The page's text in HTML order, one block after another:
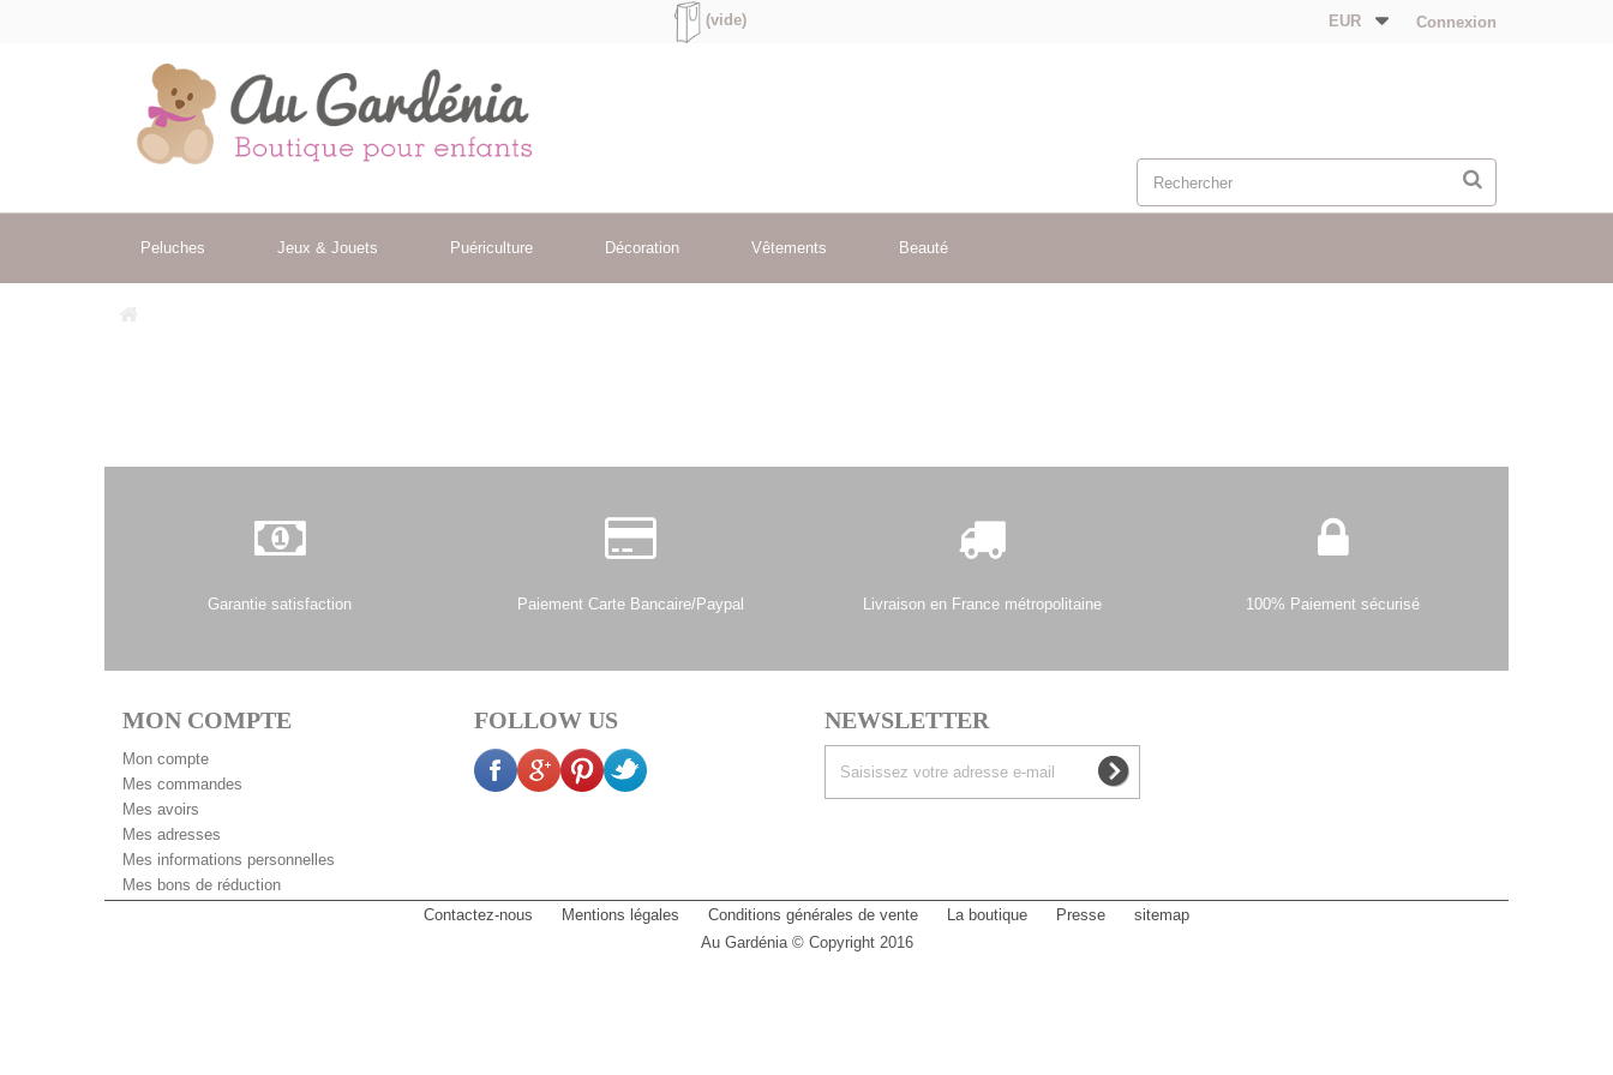
Connexion
EUR
(vide)
Peluches Jeux & Jouets Puériculture Décoration Vêtements Beauté
Garantie satisfaction Paiement Carte Bancaire/Paypal Livraison en France métropolitaine 100% Paiement sécurisé
MON COMPTE
Mon compte
Mes commandes
Mes avoirs
Mes adresses
Mes informations personnelles
Mes bons de réduction
FOLLOW US NEWSLETTER
Contactez-nous Mentions légales Conditions générales de vente La boutique Presse
sitemap
Au Gardénia © Copyright 2016